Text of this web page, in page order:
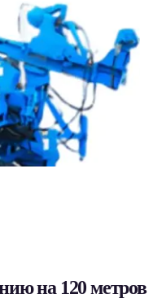
на 120 метров